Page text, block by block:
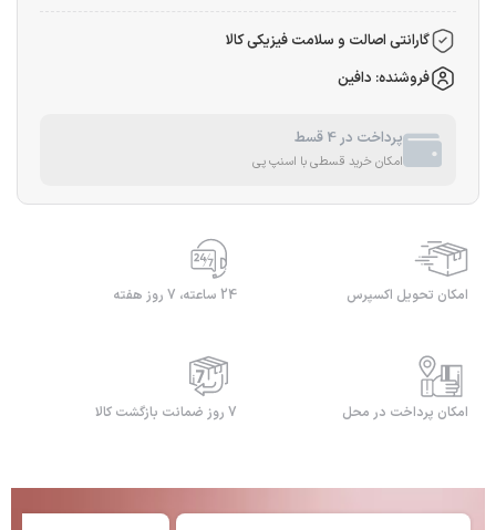
گارانتی اصالت و سلامت فیزیکی کالا
فروشنده: دافین
پرداخت در 4 قسط
امکان خرید قسطی با اسنپ پی
امکان تحویل اکسپرس 24 ساعته، 7 روز هفته
امکان پرداخت در محل 7 روز ضمانت بازگشت کالا